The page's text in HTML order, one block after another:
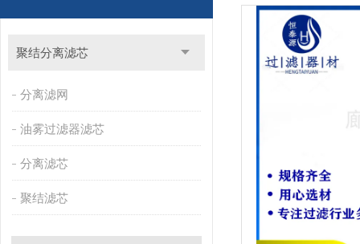
聚结分离滤芯
分离滤网
油雾过滤器滤芯
分离滤芯
聚结滤芯